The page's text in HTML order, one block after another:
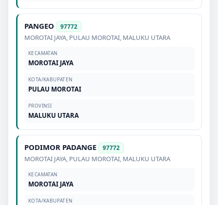
PANGEO 97772
MOROTAI JAYA, PULAU MOROTAI, MALUKU UTARA
KECAMATAN
MOROTAI JAYA
KOTA/KABUPATEN
PULAU MOROTAI
PROVINSI
MALUKU UTARA
PODIMOR PADANGE 97772
MOROTAI JAYA, PULAU MOROTAI, MALUKU UTARA
KECAMATAN
MOROTAI JAYA
KOTA/KABUPATEN